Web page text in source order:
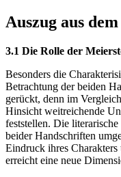
Auszug aus
3.1 Die Rolle der
Besonders die
Betrachtung der beiden
gerückt, denn im
Hinsicht weitreichende
feststellen. Die
beider Handschriften
Eindruck ihres
erreicht eine neue